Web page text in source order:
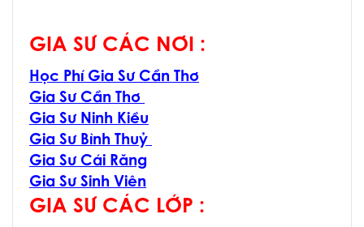
GIA SƯ CÁC NƠI :
Học Phí Gia Sư Cần Thơ
Gia Sư Cần Thơ
Gia Sư Ninh Kiều
Gia Sư Bình Thuỷ
Gia Sư Cái Răng
Gia Sư Sinh Viên
GIA SƯ CÁC LỚP :